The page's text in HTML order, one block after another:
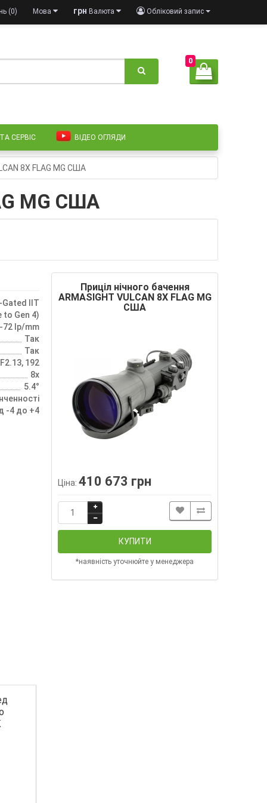
Обліковий запис
грн Валюта
Мова
(0)
0
СЕРВІС ВІДЕО ОГЛЯДИ
8X FLAG MG США
MG США
Gated IIT
to Gen 4)
72 lp/mm
Так
Так
F2.13, 192
8х
5.4°
-4 до +4
Приціл нічного бачення
ARMASIGHT VULCAN 8X FLAG MG
США
Ціна: 410 673 грн
КУПИТИ
*наявність уточнюйте у менеджера